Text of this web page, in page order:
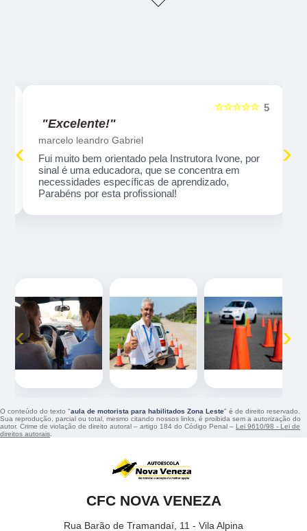
5
☆☆☆☆☆
"Excelente!"
marcelo leandro Gabriel
Fui muito bem orientado pela Instrutora Ivone, por
sinal é uma educadora, que se concentra em
necessidades específicas de aprendizado,
Parabéns por esta profissional!
‹ ›
‹ ›
O conteúdo do texto "aula de motorista para habilitados Zona Leste" é de direito reservado.
Sua reprodução, parcial ou total, mesmo citando nossos links, é proibida sem a autorização do
autor. Crime de violação de direito autoral – artigo 184 do Código Penal – Lei 9610/98 - Lei de
direitos autorais
CFC NOVA VENEZA
Rua Barão de Tramandaí, 11 - Vila Alpina